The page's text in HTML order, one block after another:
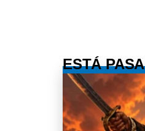
ESTÁ